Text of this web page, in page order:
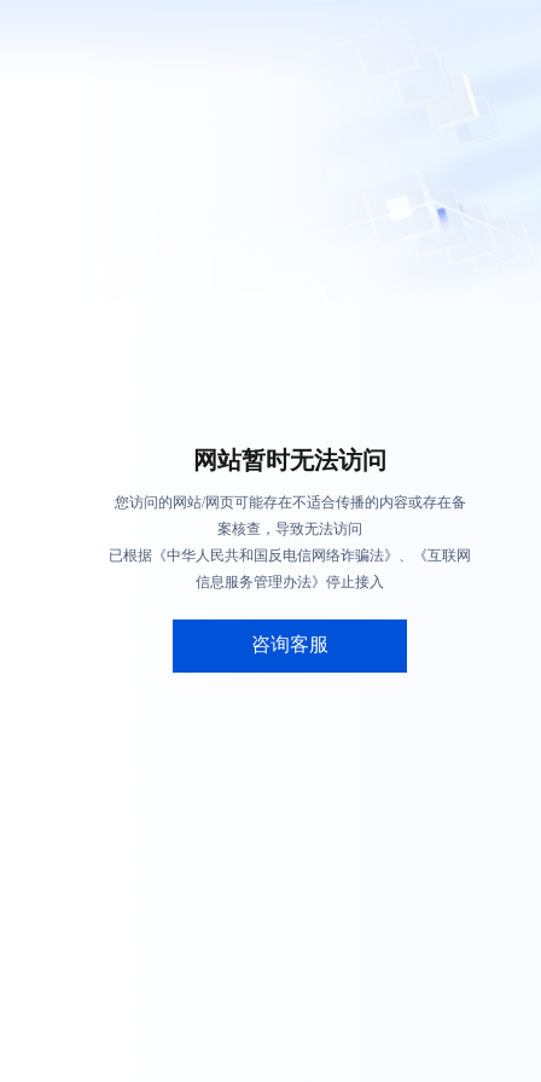
网站暂时无法访问
您访问的网站/网页可能存在不适合传播的内容或存在备
案核查，导致无法访问
已根据《中华人民共和国反电信网络诈骗法》、《互联网
信息服务管理办法》停止接入
咨询客服